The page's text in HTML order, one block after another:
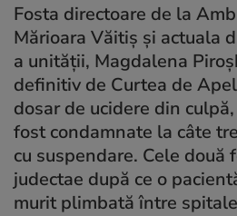
Fosta directoare de la
Mărioara Văitiş şi actuala
a unităţii, Magdalena
definitiv de Curtea de
dosar de ucidere din
fost condamnate la câte
cu suspendare. Cele două
judectae după ce o
murit plimbată între